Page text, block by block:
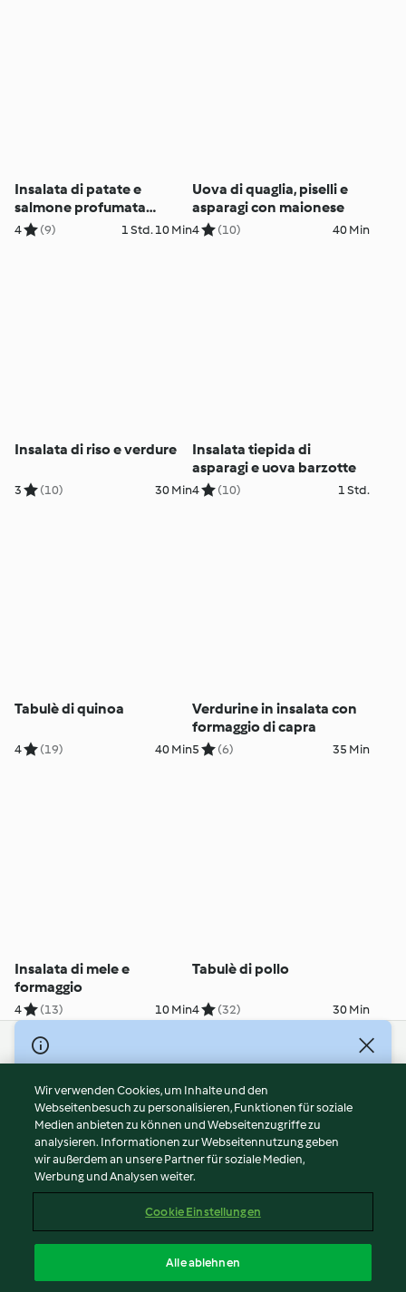
Insalata di patate e
salmone profumata
all'aneto
4 (9) 1 Std. 10 Min
Uova di quaglia, piselli e
asparagi con maionese
4 (10) 40 Min
Insalata di riso e verdure
3 (10) 30 Min
Insalata tiepida di
asparagi e uova barzotte
4 (10) 1 Std.
Tabulè di quinoa
4 (19) 40 Min
Verdurine in insalata con
formaggio di capra
5 (6) 35 Min
Insalata di mele e
formaggio
4 (13) 10 Min
Tabulè di pollo
4 (32) 30 Min
© Copyright 2026
Nutzungsbedingungen
Datenschutzrichtlinien
Disclaimer
Impressum
Cookies
Abo kündigen
Erklärung zur Barrierefreiheit
Wir verwenden Cookies, um Inhalte und den
Webseitenbesuch zu personalisieren, Funktionen für soziale
Medien anbieten zu können und Webseitenzugriffe zu
analysieren. Informationen zur Webseitennutzung geben
wir außerdem an unsere Partner für soziale Medien,
Werbung und Analysen weiter.
Cookie Einstellungen
Alle ablehnen